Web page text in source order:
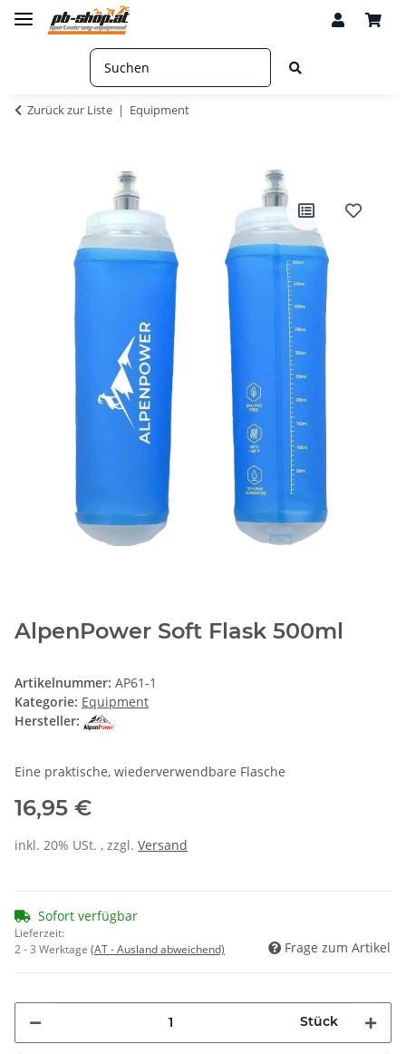
Zurück zur Liste Equipment
AlpenPower Soft Flask 500ml
Artikelnummer: AP61-1
Kategorie: Equipment
Hersteller:
Eine praktische, wiederverwendbare Flasche
16,95 €
inkl. 20% USt. , zzgl. Versand
Sofort verfügbar
Lieferzeit:
2 - 3 Werktage (AT - Ausland abweichend) Frage zum Artikel
Stück